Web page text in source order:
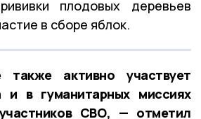
плодовых деревьев
в сборе яблок.
также активно участвует
и в гуманитарных миссиях
СВО, — отметил